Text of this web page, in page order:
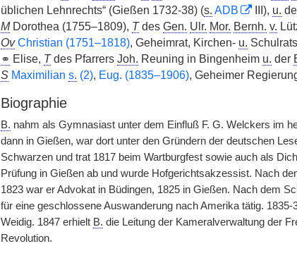
üblichen Lehnrechts“ (Gießen 1732-38) (s. ADB III), u.
MDorothea (1755–1809), Tdes Gen. Ulr. Mor. Bernh. v.
Ov Christian (1751–1818), Geheimrat, Kirchen- u.
⚭ Elise, Tdes Pfarrers Joh. Reuning in Bingenheim u. der
S Maximilian s. (2), Eug. (1835–1906), Geheimer
Biographie
B. nahm als Gymnasiast unter dem Einfluß F. G. Welckers im
dann in Gießen, war dort unter den Gründern der deutschen
Schwarzen und trat 1817 beim Wartburgfest sowie auch als
Prüfung in Gießen ab und wurde Hofgerichtsakzessist. Nach
1823 war er Advokat in Büdingen, 1825 in Gießen. Nach dem
für eine geschlossene Auswanderung nach Amerika tätig.
Weidig. 1847 erhielt B. die Leitung der Kameralverwaltung der
Revolution.